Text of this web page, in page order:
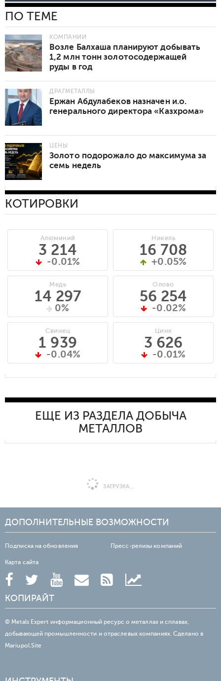
ПО ТЕМЕ
КОМПАНИИ
Возле Балхаша планируют добывать
1,2 млн тонн золотосодержащей
руды в год
ДРАГМЕТАЛЛЫ
Ержан Абдулабеков назначен и.о.
генерального директора «Казхрома»
ЦЕНЫ
Золото подорожало до максимума за
семь недель
КОТИРОВКИ
Алюминий
3 214
-0.01%
Медь
14 297
0%
Свинец
1 939
-0.04%
Никель
16 708
+0.05%
Олово
56 254
-0.02%
Цинк
3 626
-0.01%
ЕЩЕ ИЗ РАЗДЕЛА ДОБЫЧА
МЕТАЛЛОВ
ЗАГРУЗКА...
ДОПОЛНИТЕЛЬНЫЕ ВОЗМОЖНОСТИ
Подписка на обновления Пресс-релизы компаний
Карта сайта
КОПИРАЙТ
© Metals Expert информационный ресурс о металлах и сплавах,
добывающей промышленности и отраслевых компаниях. Сделано в
Mariupol.Site